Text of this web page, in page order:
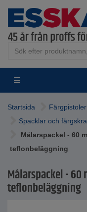
Startsida
Spacklar och
Målarspackel - 60
teflonbeläggning
Målarspackel -
teflonbeläggning